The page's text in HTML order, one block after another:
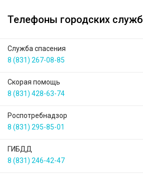
Телефоны городских служб
Служба спасения
8 (831) 267-08-85
Скорая помощь
8 (831) 428-63-74
Роспотребнадзор
8 (831) 295-85-01
ГИБДД
8 (831) 246-42-47